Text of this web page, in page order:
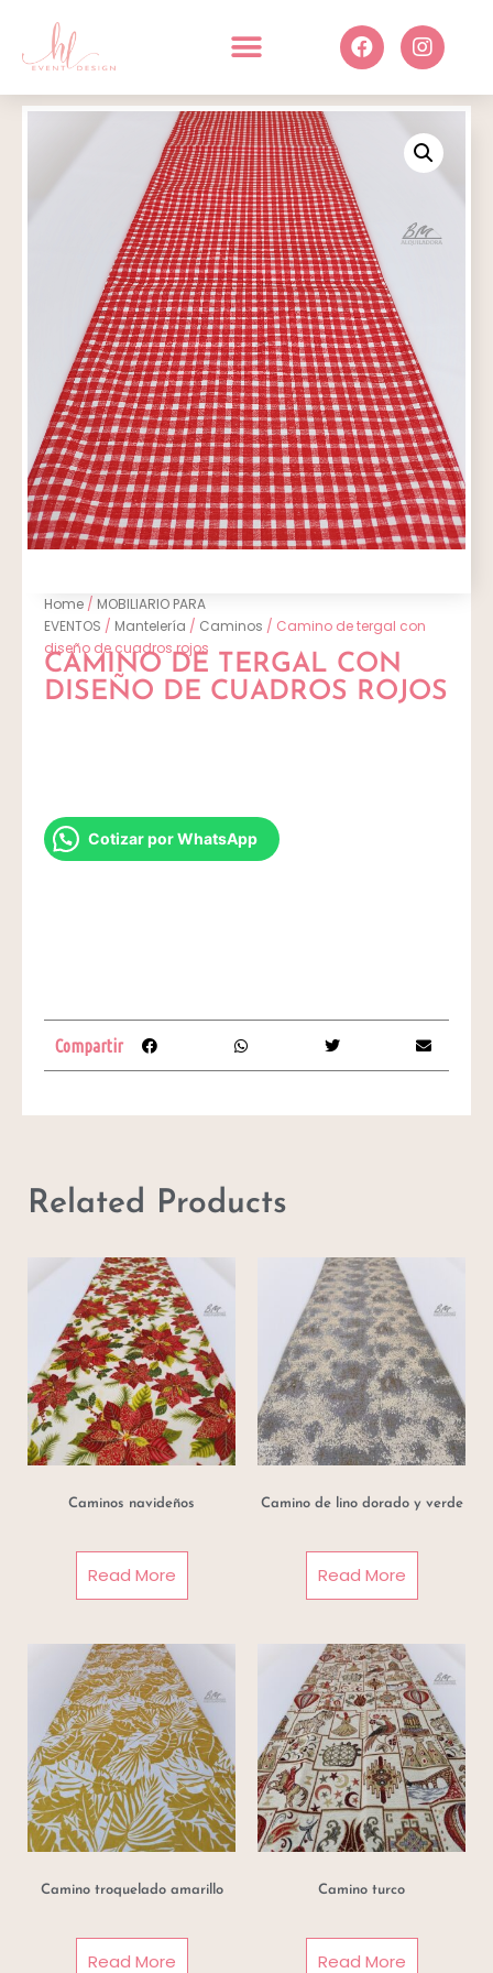
Home / MOBILIARIO PARA
EVENTOS / Mantelería / Caminos / Camino de tergal con
diseño de cuadros rojos
CAMINO DE TERGAL CON
DISEÑO DE CUADROS ROJOS
Cotizar por WhatsApp
Compartir
Related Products
Caminos navideños
Read More
Camino de lino dorado y verde
Read More
Camino troquelado amarillo
Read More
Camino turco
Read More